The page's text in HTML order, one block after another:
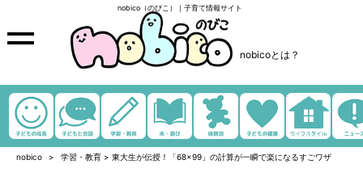
nobico（のびこ）｜子育て情報サイト
nobicoとは？
nobico 学習・教育 > 東大生が伝授！「68×99」の計算が一瞬で楽になるすごワザ